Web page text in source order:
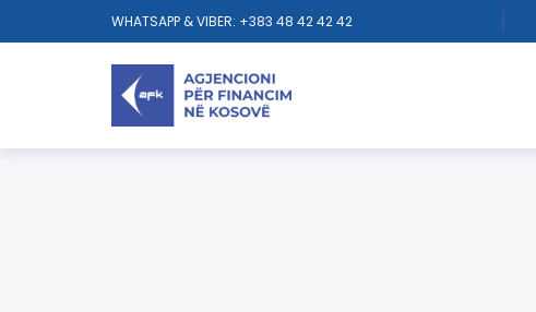
WHATSAPP & VIBER: +383 48 42 42 42